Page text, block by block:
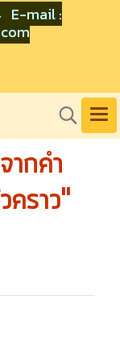
E-mail :
กคำ
คราว"